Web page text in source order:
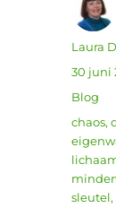
Auteur
Laura
op
30 juni
Blog
Tags
chaos,
sleutel,